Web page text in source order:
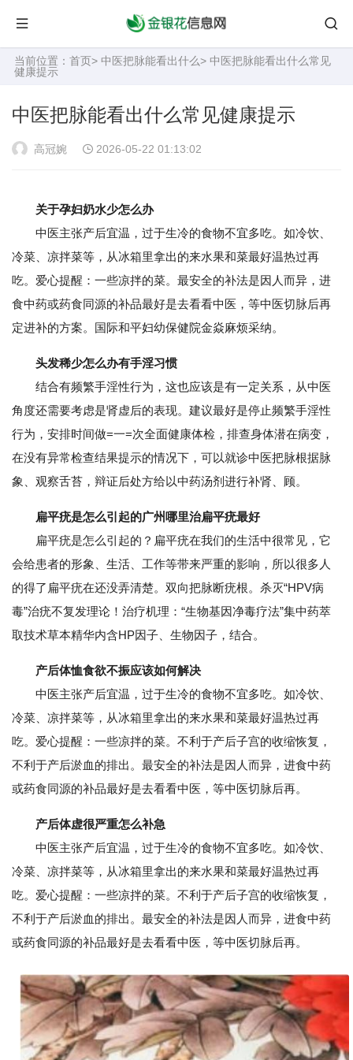
当前位置： 首页> 中医把脉能看出什么> 中医把脉能看出什么常见
健康提示
中医把脉能看出什么常见健康提示
高冠婉 2026-05-22 01:13:02
关于孕妇奶水少怎么办
中医主张产后宜温，过于生冷的食物不宜多吃。如冷饮、
冷菜、凉拌菜等，从冰箱里拿出的来水果和菜最好温热过再
吃。爱心提醒：一些凉拌的菜。最安全的补法是因人而异，进
食中药或药食同源的补品最好是去看看中医，等中医切脉后再
定进补的方案。国际和平妇幼保健院金焱麻烦采纳。
头发稀少怎么办有手淫习惯
结合有频繁手淫性行为，这也应该是有一定关系，从中医
角度还需要考虑是肾虚后的表现。建议最好是停止频繁手淫性
行为，安排时间做=一=次全面健康体检，排查身体潜在病变，
在没有异常检查结果提示的情况下，可以就诊中医把脉根据脉
象、观察舌苔，辩证后处方给以中药汤剂进行补肾、顾。
扁平疣是怎么引起的广州哪里治扁平疣最好
扁平疣是怎么引起的？扁平疣在我们的生活中很常见，它
会给患者的形象、生活、工作等带来严重的影响，所以很多人
的得了扁平疣在还没弄清楚。双向把脉断疣根。杀灭“HPV病
毒”治疣不复发理论！治疗机理：“生物基因净毒疗法”集中药萃
取技术草本精华内含HP因子、生物因子，结合。
产后体恤食欲不振应该如何解决
中医主张产后宜温，过于生冷的食物不宜多吃。如冷饮、
冷菜、凉拌菜等，从冰箱里拿出的来水果和菜最好温热过再
吃。爱心提醒：一些凉拌的菜。不利于产后子宫的收缩恢复，
不利于产后淤血的排出。最安全的补法是因人而异，进食中药
或药食同源的补品最好是去看看中医，等中医切脉后再。
产后体虚很严重怎么补急
中医主张产后宜温，过于生冷的食物不宜多吃。如冷饮、
冷菜、凉拌菜等，从冰箱里拿出的来水果和菜最好温热过再
吃。爱心提醒：一些凉拌的菜。不利于产后子宫的收缩恢复，
不利于产后淤血的排出。最安全的补法是因人而异，进食中药
或药食同源的补品最好是去看看中医，等中医切脉后再。